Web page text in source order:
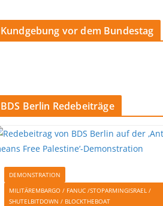
Kundgebung vor dem Bundestag
BDS Berlin Redebeiträge
DEMONSTRATION
MILITÄREMBARGO / FANUC /STOPARMINGISRAEL /
SHUTELBITDOWN / BLOCKTHEBOAT